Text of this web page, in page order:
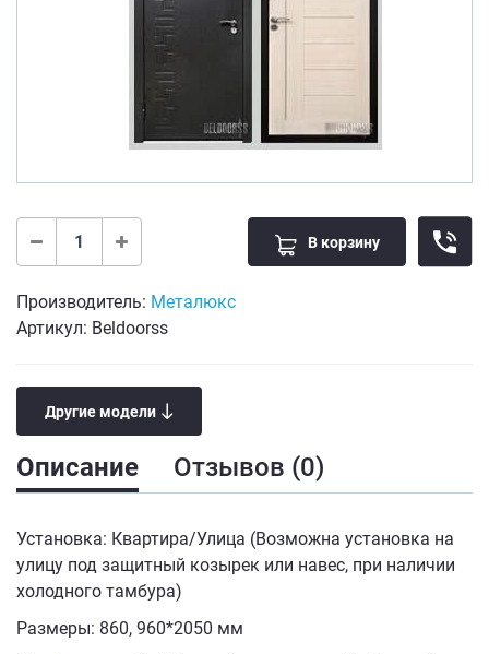
Описание Отзывов (0)
Установка: Квартира/Улица (Возможна установка на
улицу под защитный козырек или навес, при наличии
холодного тамбура)
​Размеры: 860, 960*2050 мм​
В корзину
Производитель: Металюкс
Артикул: Beldoorss
Другие модели